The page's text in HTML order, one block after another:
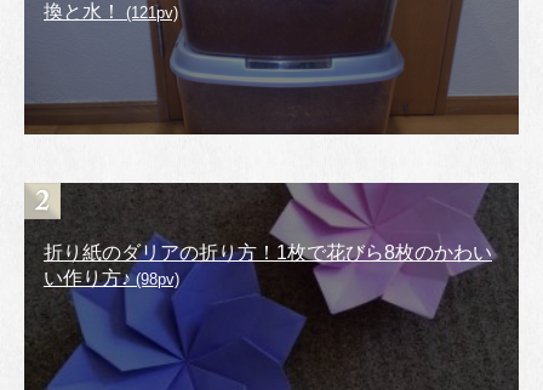
換と水！
(121pv)
折り紙のダリアの折り方！1枚で花びら8枚のかわい
い作り方♪(98pv)